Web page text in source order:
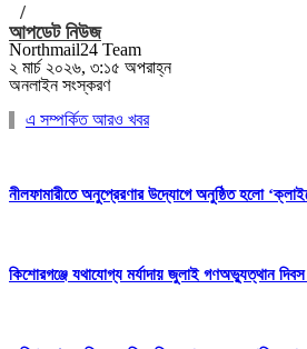
/
আপডেট নিউজ
Northmail24 Team
২ মার্চ ২০২৬, ৩:১৫ অপরাহ্ন
অনলাইন সংস্করণ
এ সম্পর্কিত আরও খবর
নীলফামারীতে অনুপ্রেরণার উদ্যোগে অনুষ্ঠিত হলো
কিশোরগঞ্জে যথাযোগ্য মর্যাদায় জুলাই গণঅভ্যুত্থান দিবস